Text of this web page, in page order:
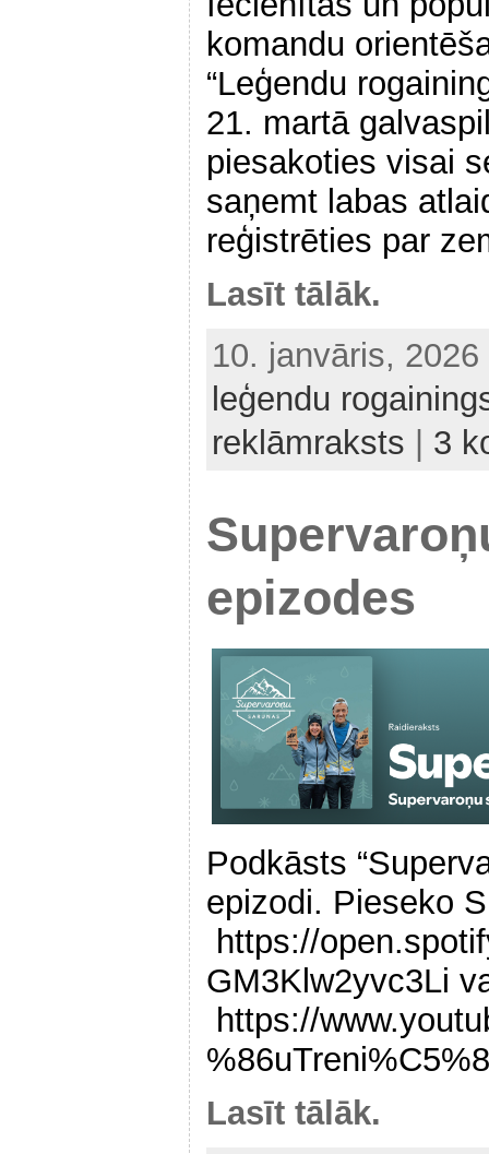
komandu
“Leģendu
21. martā
piesakoties visai
saņemt labas
reģistrēties par
Lasīt tālāk.
10. janvāris,
leģendu
reklāmraksts | 3
epizodes
Podkāsts
epizodi. Pieseko
https://
GM3Klw2yvc3Li
https://
Lasīt tālāk.